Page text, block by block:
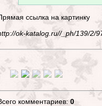
ссылка на картинку
ok-katalog.ru//_ph/139/2/
комментариев:0